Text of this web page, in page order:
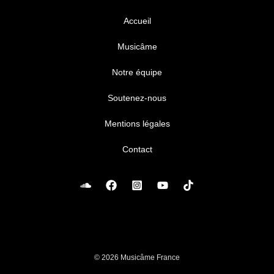
Accueil
Musicâme
Notre équipe
Soutenez-nous
Mentions légales
Contact
© 2026 Musicâme France